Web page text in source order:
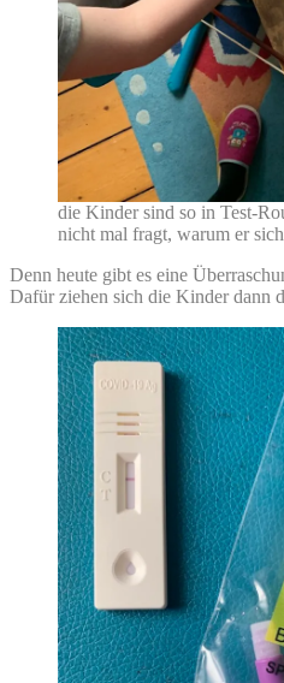
die Kinder sind so in Test-
nicht mal fragt, warum er
Denn heute gibt es eine
Dafür ziehen sich die Kinder dann